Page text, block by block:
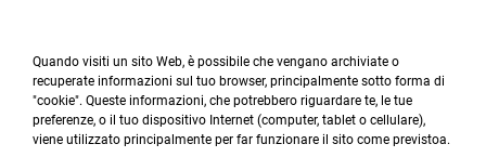

Prodotti

Account

Cerca
more_horiz
Menù
shopping_cart
Quando visiti un sito Web, è possibile che vengano archiviate o
recuperate informazioni sul tuo browser, principalmente sotto forma di
"cookie". Queste informazioni, che potrebbero riguardare te, le tue
preferenze, o il tuo dispositivo Internet (computer, tablet o cellulare),
viene utilizzato principalmente per far funzionare il sito come previstoa.